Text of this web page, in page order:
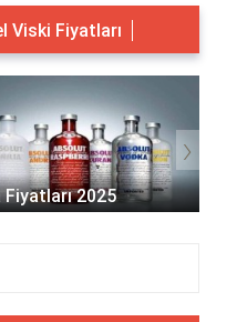
Viski Fiyatları
Votka Fiyatları 2025
›